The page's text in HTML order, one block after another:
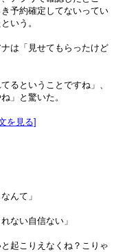
予約確定してないってい
いう。
は「見せてもらったけど
るということですね」、
」と驚いた。
を見る]
んて」
ない自信ない」
起こりえなくね？こりゃ